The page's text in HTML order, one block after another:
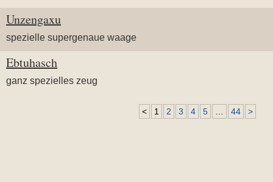
Unzengaxu
spezielle supergenaue waage
Ebtuhasch
ganz spezielles zeug
< 1 2 3 4 5 44 >